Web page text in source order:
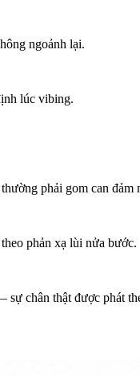
ngoảnh lại.
lúc vibing.
phải gom can đảm
phản xạ lùi nửa bước.
chân thật được phát